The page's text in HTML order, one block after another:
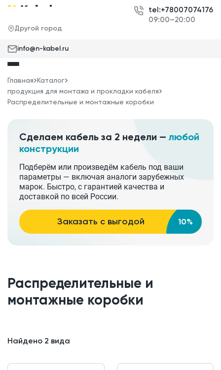
Другой город
tel:+78007074176
09:00–20:00
info@n-kabel.ru
Главная Каталог
продукция для монтажа и прокладки кабеля
Распределительные и монтажные коробки
Сделаем кабель за 2 недели — любой
конструкции
Подберём или произведём кабель под ваши
параметры — включая аналоги зарубежных
марок. Быстро, с гарантией качества и
доставкой по всей России.
Заказать с выгодой 10%
Распределительные и
монтажные коробки
Найдено 2 вида